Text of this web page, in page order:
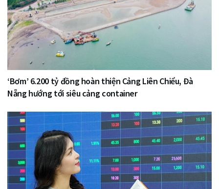
‘Bơm’ 6.200 tỷ đồng hoàn thiện Cảng Liên Chiểu, Đà
Nẵng hướng tới siêu cảng container